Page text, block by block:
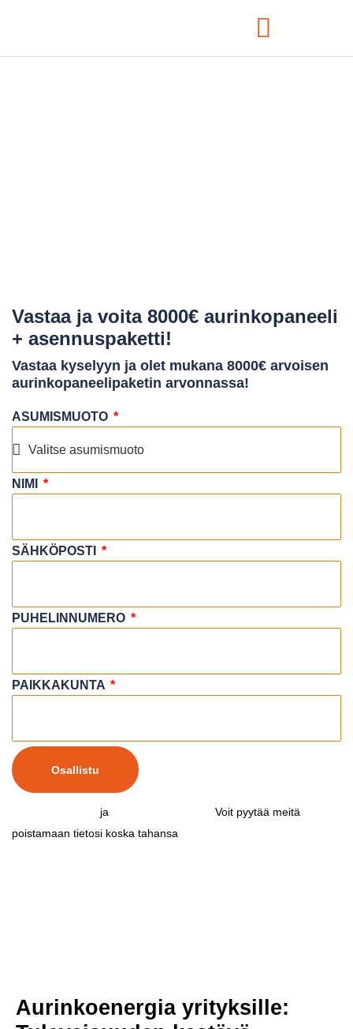
Vastaa ja voita 8000€ aurinkopaneeli
+ asennuspaketti!
Vastaa kyselyyn ja olet mukana 8000€ arvoisen
aurinkopaneelipaketin arvonnassa!
ASUMISMUOTO
NIMI
SÄHKÖPOSTI
PUHELINNUMERO
PAIKKAKUNTA
Osallistu
ja
Voit pyytää meitä
poistamaan tietosi koska tahansa
Aurinkoenergia yrityksille: